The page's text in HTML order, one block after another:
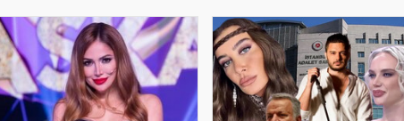
düzümü il